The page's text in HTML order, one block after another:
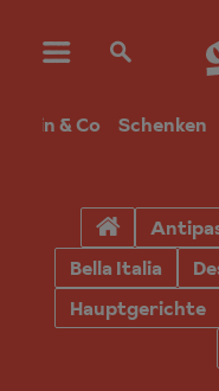
Wein & Co Schenken
Bella Italia
Hauptgerichte